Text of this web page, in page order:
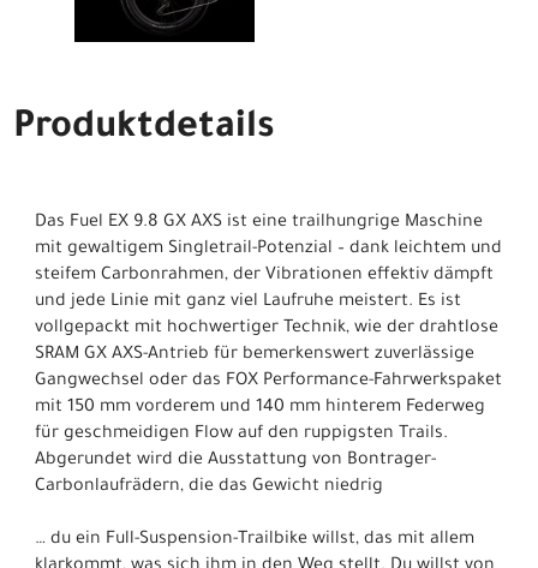
Produktdetails
Das Fuel EX 9.8 GX AXS ist eine trailhungrige Maschine
mit gewaltigem Singletrail-Potenzial – dank leichtem und
steifem Carbonrahmen, der Vibrationen effektiv dämpft
und jede Linie mit ganz viel Laufruhe meistert. Es ist
vollgepackt mit hochwertiger Technik, wie der drahtlose
SRAM GX AXS-Antrieb für bemerkenswert zuverlässige
Gangwechsel oder das FOX Performance-Fahrwerkspaket
mit 150 mm vorderem und 140 mm hinterem Federweg
für geschmeidigen Flow auf den ruppigsten Trails.
Abgerundet wird die Ausstattung von Bontrager-
Carbonlaufrädern, die das Gewicht niedrig
… du ein Full-Suspension-Trailbike willst, das mit allem